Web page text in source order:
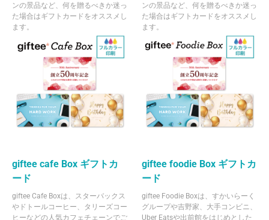
ンの景品など、何を贈るべきか迷っ
た場合はギフトカードをオススメし
ます。
ンの景品など、何を贈るべきか迷っ
た場合はギフトカードをオススメし
ます。
giftee cafe Box ギフトカ
ード
giftee Cafe Boxは、スターバックス
やドトールコーヒー、タリーズコー
ヒーなどの人気カフェチェーンでご
giftee foodie Box ギフトカ
ード
giftee Foodie Boxは、すかいらーく
グループや吉野家、大手コンビニ、
Uber Eatsや出前館をはじめとした